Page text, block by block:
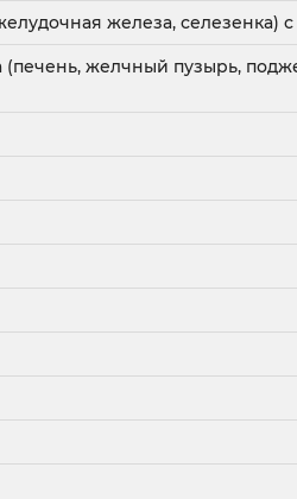
железа, селезенка)
желчный пузырь,